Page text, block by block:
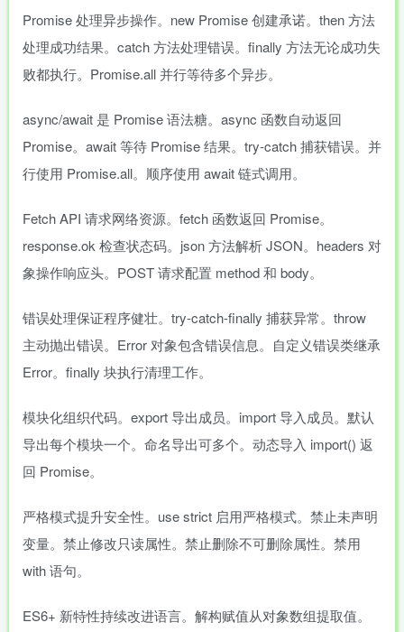
Promise 处理异步操作。new Promise 创建承诺。then 方法
处理成功结果。catch 方法处理错误。finally 方法无论成功失
败都执行。Promise.all 并行等待多个异步。
async/await 是 Promise 语法糖。async 函数自动返回
Promise。await 等待 Promise 结果。try-catch 捕获错误。并
行使用 Promise.all。顺序使用 await 链式调用。
Fetch API 请求网络资源。fetch 函数返回 Promise。
response.ok 检查状态码。json 方法解析 JSON。headers 对
象操作响应头。POST 请求配置 method 和 body。
错误处理保证程序健壮。try-catch-finally 捕获异常。throw
主动抛出错误。Error 对象包含错误信息。自定义错误类继承
Error。finally 块执行清理工作。
模块化组织代码。export 导出成员。import 导入成员。默认
导出每个模块一个。命名导出可多个。动态导入 import() 返
回 Promise。
严格模式提升安全性。use strict 启用严格模式。禁止未声明
变量。禁止修改只读属性。禁止删除不可删除属性。禁用
with 语句。
ES6+ 新特性持续改进语言。解构赋值从对象数组提取值。